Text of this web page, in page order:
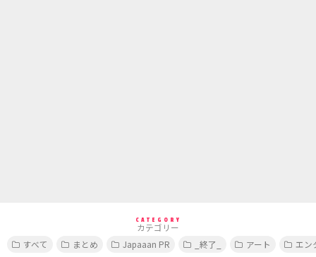
CATEGORY
カテゴリー
すべて
まとめ Japaaan PR _終了_ アート エン